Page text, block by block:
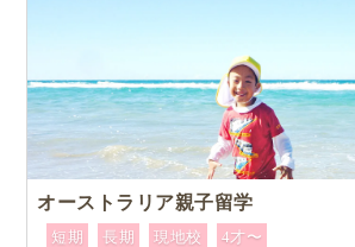
オーストラリア親子留学
短期 長期 現地校
4才〜